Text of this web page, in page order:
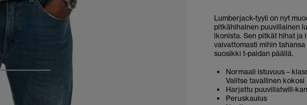
Lumberjack-tyyli on nyt
pitkähihainen puuvillainen
ikonista. Sen pitkät hihat ja
vaivattomasti mihin
suosikki t-paidan päällä.
Normaali istuvuus –
Valitse tavallinen kokosi
Harjattu puuvillatwill-
Peruskaulus